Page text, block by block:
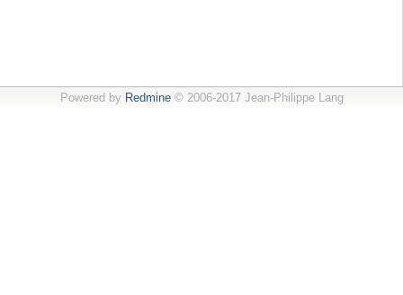
Powered by Redmine© 2006-2017 Jean-Philippe Lang